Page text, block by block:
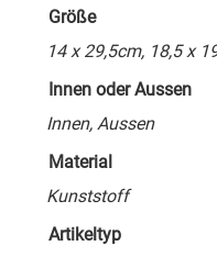
Größe
14 x 29,5cm, 18,5 x
Innen oder Aussen
Innen, Aussen
Material
Kunststoff
Artikeltyp